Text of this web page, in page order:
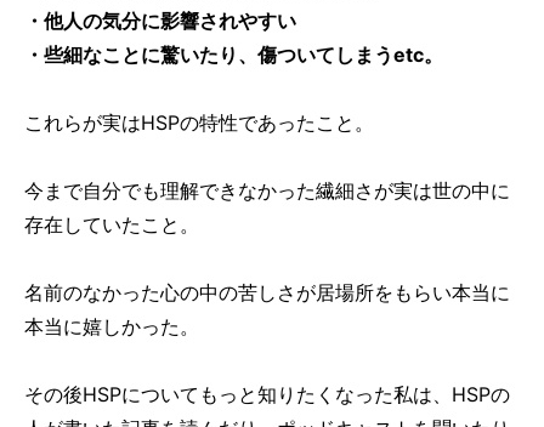
・他人の気分に影響されやすい
・些細なことに驚いたり、傷ついてしまうetc。
これらが実はHSPの特性であったこと。
今まで自分でも理解できなかった繊細さが実は世の中に
存在していたこと。
名前のなかった心の中の苦しさが居場所をもらい本当に
本当に嬉しかった。
その後HSPについてもっと知りたくなった私は、HSPの